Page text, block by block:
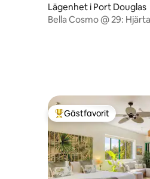
Lägenhet i Port Douglas
Bella Cosmo @ 29:
Populär gästfavorit
Gästfavorit